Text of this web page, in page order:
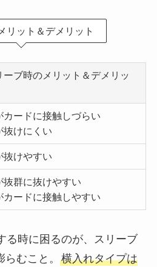
リット＆デメリット
ーブ時のメリット＆デメリッ
カードに接触しづらい
抜けにくい
抜けやすい
抜群に抜けやすい
カードに接触しやすい
る時に困るのが、スリーブ
むこと。 横入れタイプは